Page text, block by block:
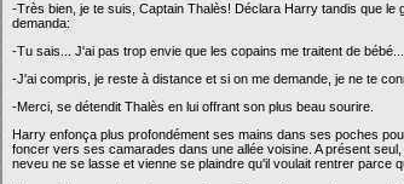
-Très bien, je te suis, Captain Thalès! Déclara Harry tandis que le
demanda:
-Tu sais... J'ai pas trop envie que les copains me traitent de bébé...
-J'ai compris, je reste à distance et si on me demande, je ne te
-Merci, se détendit Thalès en lui offrant son plus beau sourire.
Harry enfonça plus profondément ses mains dans ses poches
foncer vers ses camarades dans une allée voisine. A présent
neveu ne se lasse et vienne se plaindre qu'il voulait rentrer parce